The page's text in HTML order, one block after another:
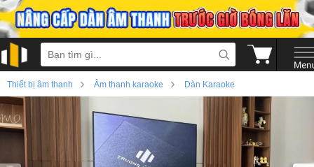
Thiết bị âm thanh › Âm thanh karaoke › Dàn Karaoke